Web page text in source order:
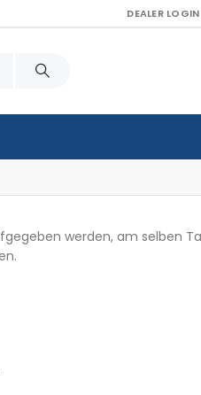
DEALER LOGIN
werden, am selben